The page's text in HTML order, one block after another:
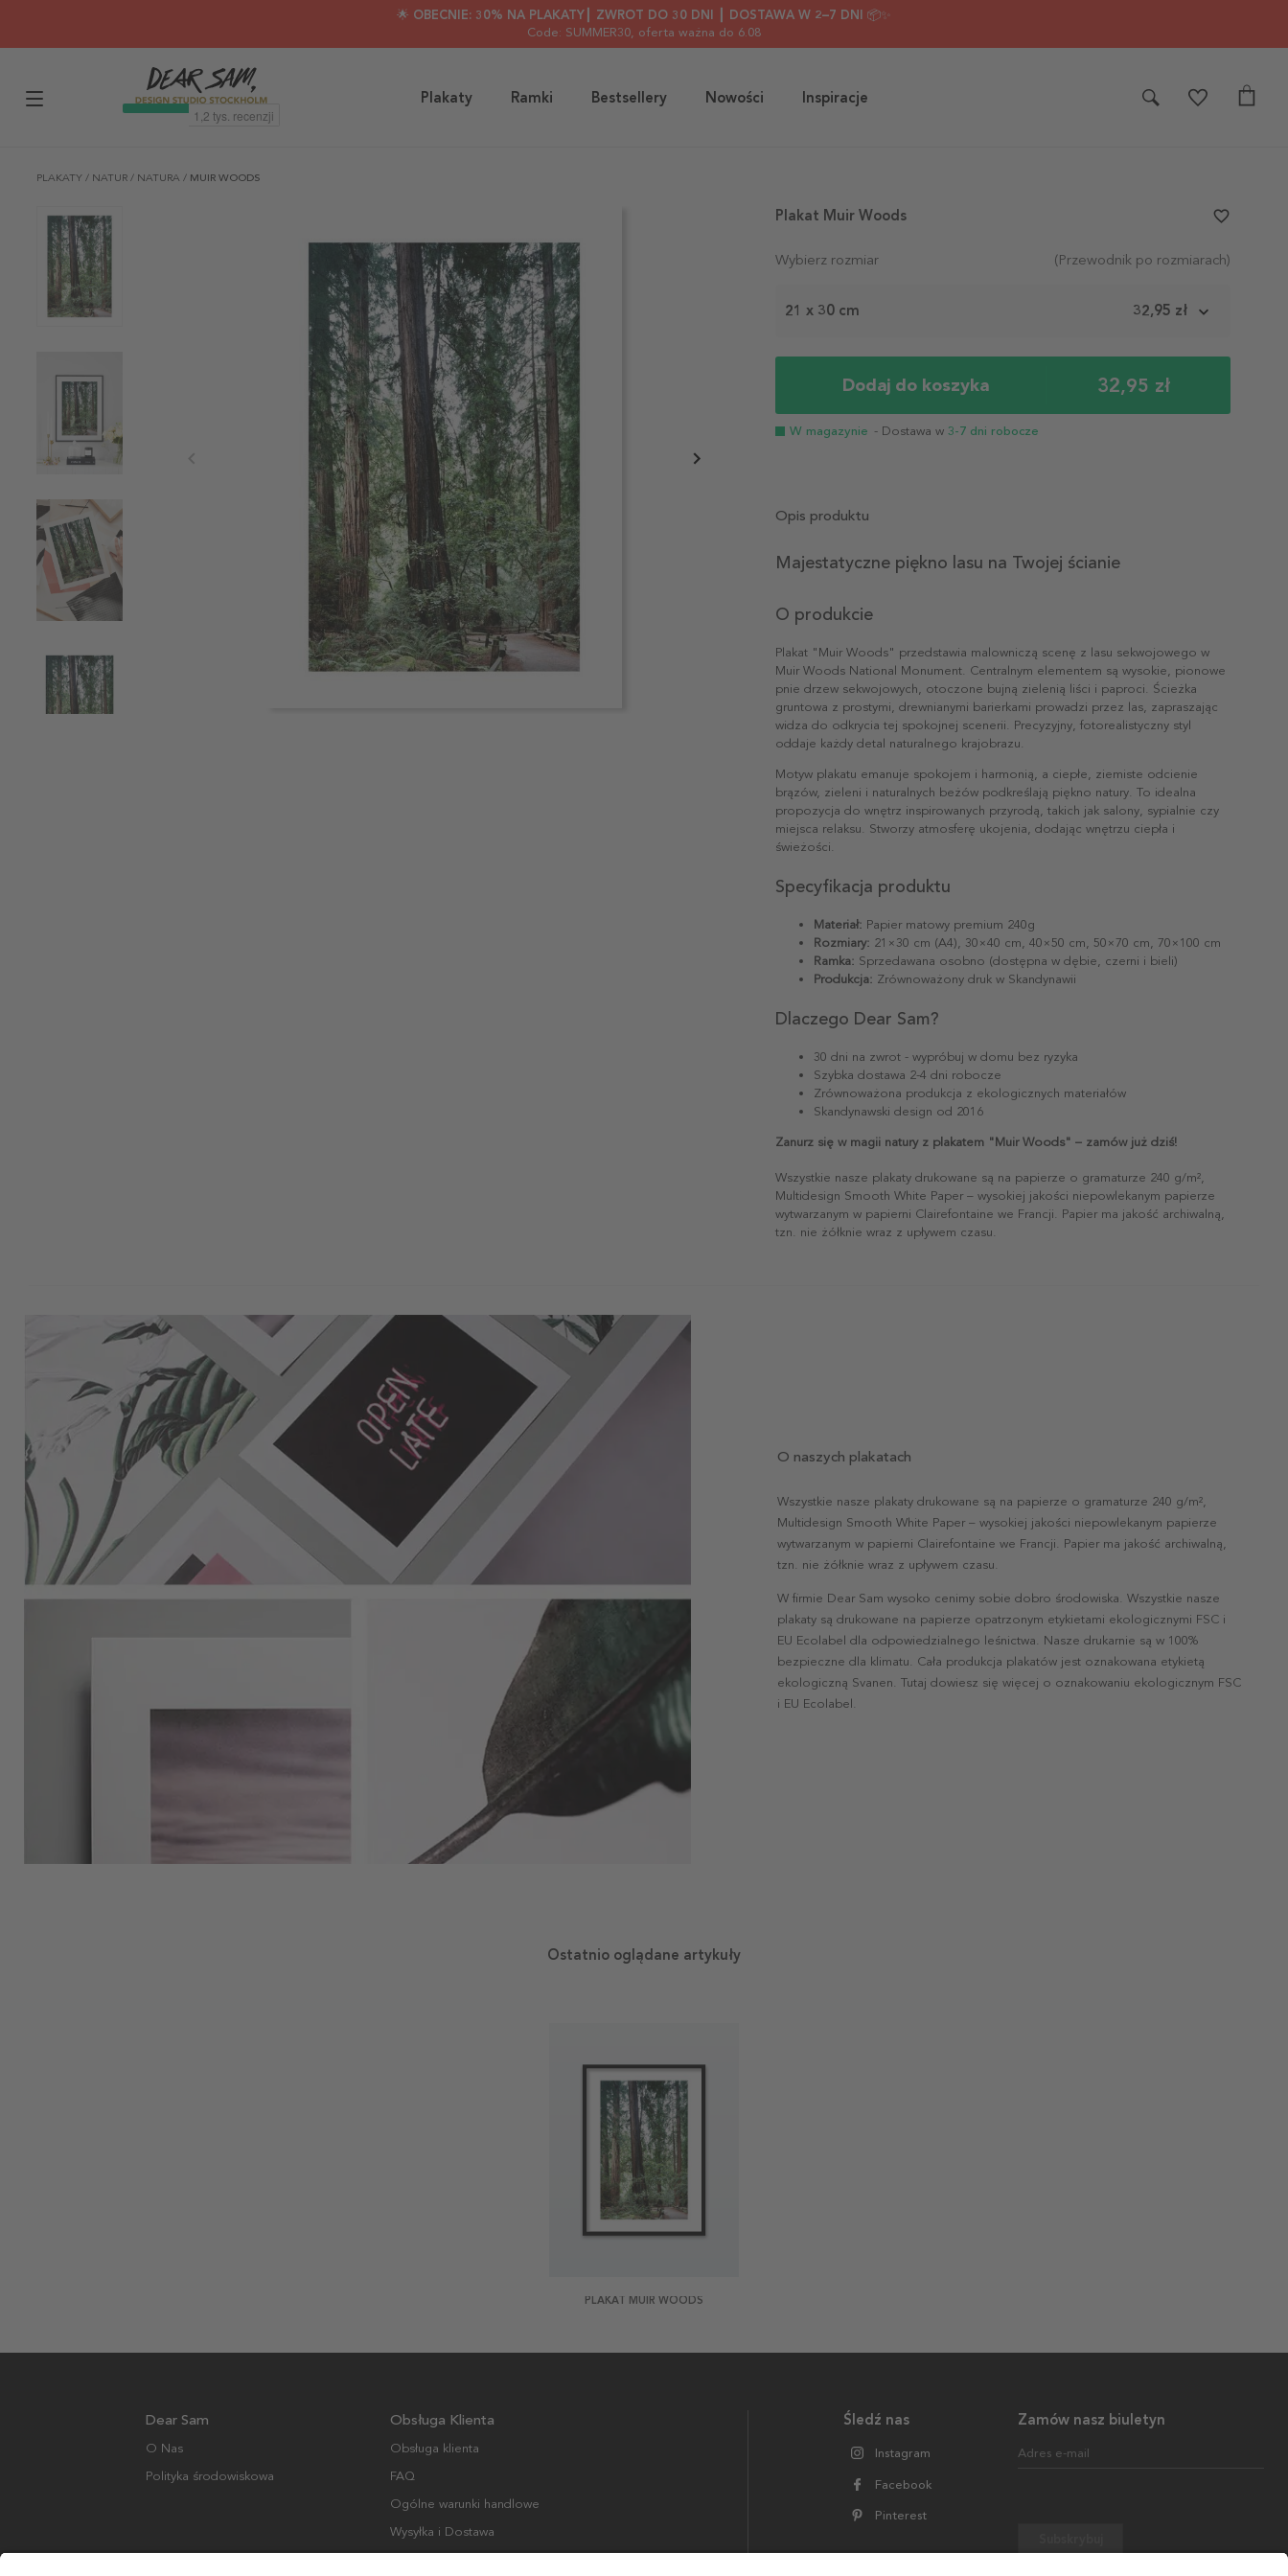
🌟 OBECNIE: 30% NA PLAKATY┃ ZWROT DO 30 DNI ┃ DOSTAWA W 2–7 DNI 📦✨
Code: SUMMER30, oferta ważna do 6.08
Plakaty Ramki Bestsellery Nowości Inspiracje
PLAKATY / NATUR / NATURA / MUIR WOODS
Wybierz rozmiar (Przewodnik po rozmiarach)
21 x 30 cm 32,95 zł
Dodaj do koszyka 32,95 zł
W magazynie - Dostawa w 3-7 dni robocze
Plakat Muir Woods favorite_border
Opis produktu
Majestatyczne piękno lasu na Twojej ścianie
O produkcie
Plakat "Muir Woods" przedstawia malowniczą scenę z lasu sekwojowego w
Muir Woods National Monument. Centralnym elementem są wysokie, pionowe
pnie drzew sekwojowych, otoczone bujną zielenią liści i paproci. Ścieżka
gruntowa z prostymi, drewnianymi barierkami prowadzi przez las, zapraszając
widza do odkrycia tej spokojnej scenerii. Precyzyjny, fotorealistyczny styl
oddaje każdy detal naturalnego krajobrazu.
Motyw plakatu emanuje spokojem i harmonią, a ciepłe, ziemiste odcienie
brązów, zieleni i naturalnych beżów podkreślają piękno natury. To idealna
propozycja do wnętrz inspirowanych przyrodą, takich jak salony, sypialnie czy
miejsca relaksu. Stworzy atmosferę ukojenia, dodając wnętrzu ciepła i
świeżości.
Specyfikacja produktu
Materiał: Papier matowy premium 240g
Rozmiary: 21×30 cm (A4), 30×40 cm, 40×50 cm, 50×70 cm, 70×100 cm
Ramka: Sprzedawana osobno (dostępna w dębie, czerni i bieli)
Produkcja: Zrównoważony druk w Skandynawii
Dlaczego Dear Sam?
30 dni na zwrot - wypróbuj w domu bez ryzyka
Szybka dostawa 2-4 dni robocze
Zrównoważona produkcja z ekologicznych materiałów
Skandynawski design od 2016
Zanurz się w magii natury z plakatem "Muir Woods" – zamów już dziś!
Wszystkie nasze plakaty drukowane są na papierze o gramaturze 240 g/m²,
Multidesign Smooth White Paper – wysokiej jakości niepowlekanym papierze
wytwarzanym w papierni Clairefontaine we Francji. Papier ma jakość archiwalną,
tzn. nie żółknie wraz z upływem czasu.
O naszych plakatach
Wszystkie nasze plakaty drukowane są na papierze o gramaturze 240 g/m²,
Multidesign Smooth White Paper – wysokiej jakości niepowlekanym papierze
wytwarzanym w papierni Clairefontaine we Francji. Papier ma jakość archiwalną,
tzn. nie żółknie wraz z upływem czasu.
W firmie Dear Sam wysoko cenimy sobie dobro środowiska. Wszystkie nasze
plakaty są drukowane na papierze opatrzonym etykietami ekologicznymi FSC i
EU Ecolabel dla odpowiedzialnego leśnictwa. Nasze drukarnie są w 100%
bezpieczne dla klimatu. Cała produkcja plakatów jest oznakowana etykietą
ekologiczną Svanen. Tutaj dowiesz się więcej o oznakowaniu ekologicznym FSC
i EU Ecolabel.
Ostatnio oglądane artykuły
PLAKAT MUIR WOODS
Zamów nasz biuletyn
Adres e-mail
Śledź nas
Instagram
Facebook
Pinterest
Dear Sam
O Nas
Polityka środowiskowa
Obsługa Klienta
Obsługa klienta
FAQ
Ogólne warunki handlowe
Wysyłka i Dostawa